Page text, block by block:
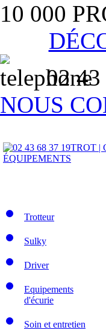
10 000
02
NOUS
TROT |
ÉQUIPEMENTS
Trotteur
Sulky
Driver
Equipements
d'écurie
Soin et entretien